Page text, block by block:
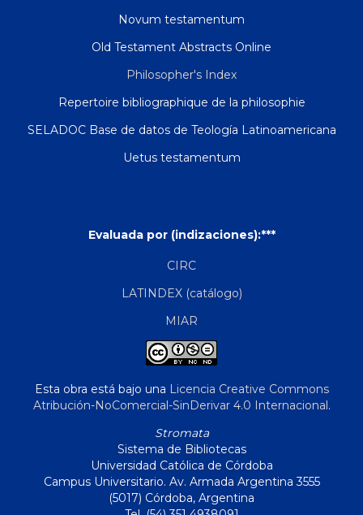
Novum testamentum
Old Testament Abstracts Online
Philosopher's Index
Repertoire bibliographique de la philosophie
SELADOC Base de datos de Teología Latinoamericana
Uetus testamentum
Evaluada por (indizaciones):***
CIRC
LATINDEX (catálogo)
MIAR
Esta obra está bajo una Licencia Creative Commons
Atribución-NoComercial-SinDerivar 4.0 Internacional.
Stromata
Sistema de Bibliotecas
Universidad Católica de Córdoba
Campus Universitario. Av. Armada Argentina 3555
(5017) Córdoba, Argentina